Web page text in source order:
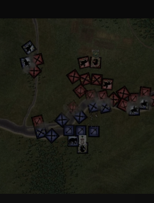
Play Pass. É uma
de estratégia profunda.
pois o jogo prende sua